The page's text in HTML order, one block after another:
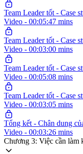
Team Leader tốt - Case
Video - 00:05:47 mins
Team Leader tốt - Case
Video - 00:03:00 mins
Team Leader tốt - Case
Video - 00:05:08 mins
Team Leader tốt - Case
Video - 00:03:05 mins
Tổng kết - Chân dung
Video - 00:03:26 mins
Chương 3: Việc cần làm